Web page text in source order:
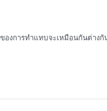
งการทำแทบจะเหมือนกันต่าง